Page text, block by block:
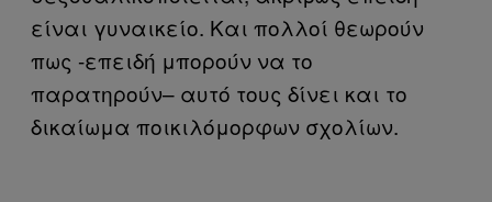
είναι γυναικείο. Και πολλοί θεωρούν
πως -επειδή μπορούν να το
παρατηρούν– αυτό τους δίνει και το
δικαίωμα ποικιλόμορφων σχολίων.